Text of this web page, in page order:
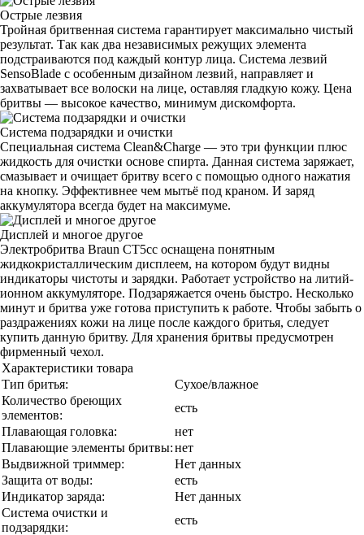
Острые лезвия
Тройная бритвенная система гарантирует максимально чистый
результат. Так как два независимых режущих элемента
подстраиваются под каждый контур лица. Система лезвий
SensoBlade с особенным дизайном лезвий, направляет и
захватывает все волоски на лице, оставляя гладкую кожу. Цена
бритвы — высокое качество, минимум дискомфорта.
Система подзарядки и очистки
Специальная система Clean&Charge — это три функции плюс
жидкость для очистки основе спирта. Данная система заряжает,
смазывает и очищает бритву всего с помощью одного нажатия
на кнопку. Эффективнее чем мытьё под краном. И заряд
аккумулятора всегда будет на максимуме.
Дисплей и многое другое
Электробритва Braun CT5cc оснащена понятным
жидкокристаллическим дисплеем, на котором будут видны
индикаторы чистоты и зарядки. Работает устройство на литий-
ионном аккумуляторе. Подзаряжается очень быстро. Несколько
минут и бритва уже готова приступить к работе. Чтобы забыть о
раздражениях кожи на лице после каждого бритья, следует
купить данную бритву. Для хранения бритвы предусмотрен
фирменный чехол.
Характеристики товара
Тип бритья:
Cухое/влажное
Количество бреющих
элементов:
есть
Плавающая головка:
нет
Плавающие элементы бритвы:нет
Выдвижной триммер:
Нет данных
Защита от воды:
есть
Индикатор заряда:
Нет данных
Система очистки и
подзарядки:
есть